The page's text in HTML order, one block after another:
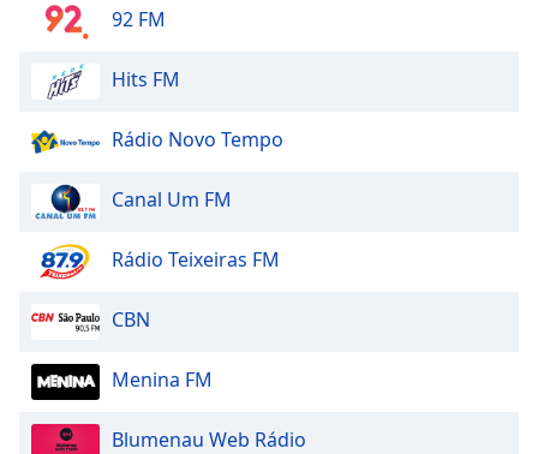
92 FM
Hits FM
Rádio Novo Tempo
Canal Um FM
Rádio Teixeiras FM
CBN
Menina FM
Blumenau Web Rádio